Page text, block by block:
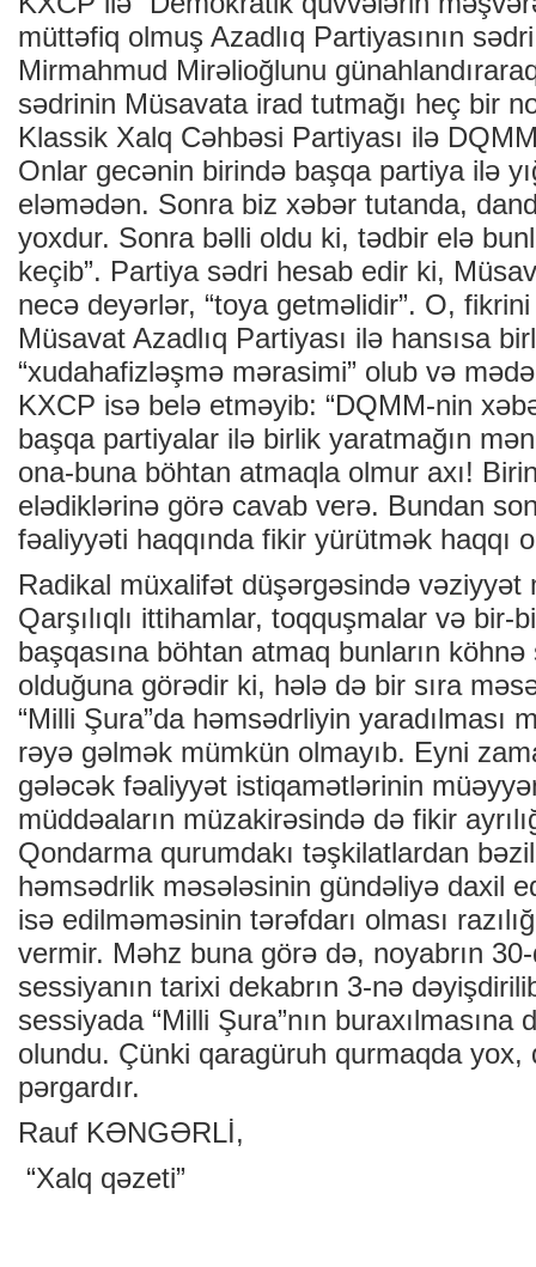
müttəfiq olmuş Azadlıq Partiyasının
Mirmahmud Mirəlioğlunu
sədrinin Müsavata irad tutmağı heç bir
Klassik Xalq Cəhbəsi Partiyası ilə
Onlar gecənin birində başqa partiya ilə
eləmədən. Sonra biz xəbər tutanda,
yoxdur. Sonra bəlli oldu ki, tədbir elə
keçib”. Partiya sədri hesab edir ki,
necə deyərlər, “toya getməlidir”. O,
Müsavat Azadlıq Partiyası ilə hansısa
“xudahafizləşmə mərasimi” olub və
KXCP isə belə etməyib: “DQMM-nin
başqa partiyalar ilə birlik yaratmağın
ona-buna böhtan atmaqla olmur axı!
elədiklərinə görə cavab verə. Bundan
fəaliyyəti haqqında fikir yürütmək haqqı
Radikal müxalifət düşərgəsində vəziyyət
Qarşılıqlı ittihamlar, toqquşmalar və bir-
başqasına böhtan atmaq bunların
olduğuna görədir ki, hələ də bir sıra
“Milli Şura”da həmsədrliyin yaradılması
rəyə gəlmək mümkün olmayıb. Eyni
gələcək fəaliyyət istiqamətlərinin
müddəaların müzakirəsində də fikir
Qondarma qurumdakı təşkilatlardan
həmsədrlik məsələsinin gündəliyə daxil
isə edilməməsinin tərəfdarı olması
vermir. Məhz buna görə də, noyabrın
sessiyanın tarixi dekabrın 3-nə
sessiyada “Milli Şura”nın buraxılmasına
olundu. Çünki qaragüruh qurmaqda yox,
pərgardır.
Rauf KƏNGƏRLİ,
“Xalq qəzeti”